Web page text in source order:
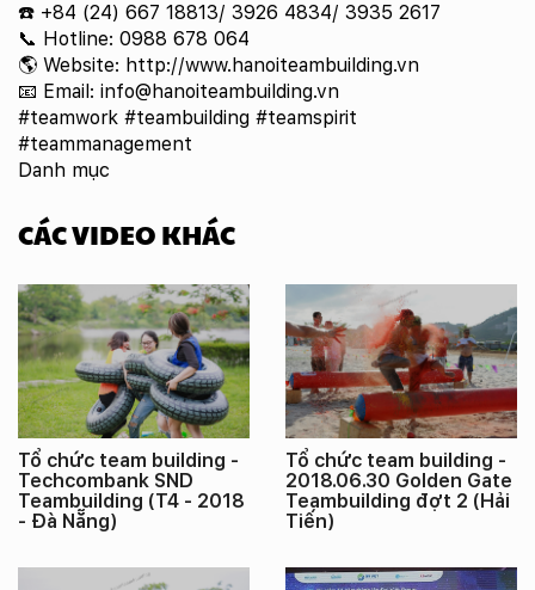
☎️ +84 (24) 667 18813/ 3926 4834/ 3935 2617
📞 Hotline: 0988 678 064
🌎 Website: http://www.hanoiteambuilding.vn
📧 Email: info@hanoiteambuilding.vn
#teamwork #teambuilding #teamspirit
#teammanagement
Danh mục
CÁC VIDEO KHÁC
Tổ chức team building -
Techcombank SND
Teambuilding (T4 - 2018
- Đà Nẵng)
Tổ chức team building -
2018.06.30 Golden Gate
Teambuilding đợt 2 (Hải
Tiến)